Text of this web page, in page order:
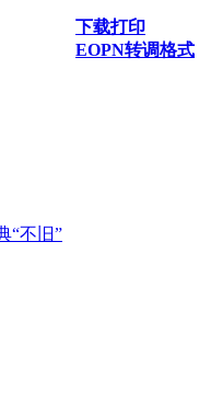
“不旧”
下载打印
EOPN转调格式